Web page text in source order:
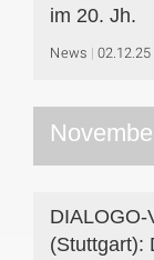
im 20. Jh.
News 02.12.25
DIALOGO-
(Stuttgart):